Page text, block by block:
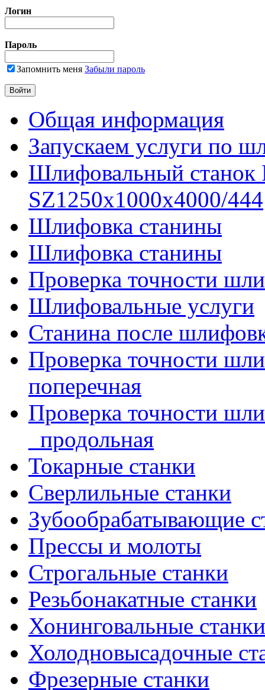
Логин
Пароль
Запомнить меня Забыли пароль
Общая информация
Запускаем услуги по
Шлифовальный
SZ1250x1000x4000/444
Шлифовка станины
Шлифовка станины
Проверка точности
Шлифовальные услуги
Станина после
Проверка точности
поперечная
Проверка точности
_продольная
Токарные станки
Сверлильные станки
Зубообрабатывающие
Прессы и молоты
Строгальные станки
Резьбонакатные станки
Хонинговальные станки
Холодновысадочные
Фрезерные станки